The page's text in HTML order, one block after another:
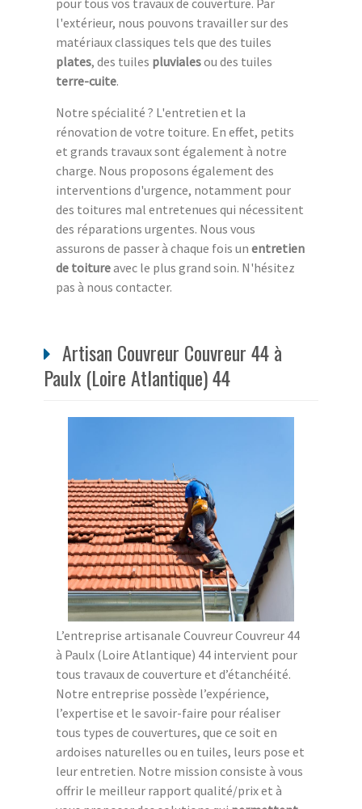
pour tous vos travaux de couverture. Par
l'extérieur, nous pouvons travailler sur des
matériaux classiques tels que des tuiles
plates, des tuiles pluvialesou des tuiles
terre-cuite.
Notre spécialité ? L'entretien et la
rénovation de votre toiture. En effet, petits
et grands travaux sont également à notre
charge. Nous proposons également des
interventions d'urgence, notamment pour
des toitures mal entretenues qui nécessitent
des réparations urgentes. Nous vous
assurons de passer à chaque fois un entretien
de toitureavec le plus grand soin. N'hésitez
pas à nous contacter.
Artisan Couvreur Couvreur 44 à
Paulx (Loire Atlantique) 44
L’entreprise artisanale Couvreur Couvreur 44
à Paulx (Loire Atlantique) 44 intervient pour
tous travaux de couverture et d’étanchéité.
Notre entreprise possède l’expérience,
l’expertise et le savoir-faire pour réaliser
tous types de couvertures, que ce soit en
ardoises naturelles ou en tuiles, leurs pose et
leur entretien. Notre mission consiste à vous
offrir le meilleur rapport qualité/prix et à